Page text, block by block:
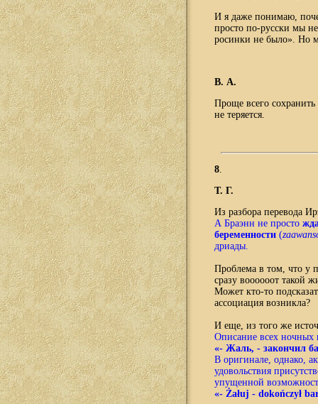
И я даже понимаю,
просто по-русски мы
росинки не было». Но
В. А.
Проще всего сохранить
не теряется.
8.
Т. Г.
Из разбора перевода
А Браэнн не просто
беременности (
дриады.
Проблема в том, что у
сразу воооооот такой
Может кто-то
ассоциация возникла?
И еще, из того же
Описание всех ночных
«- Жаль, - закончил
В оригинале, однако,
удовольствия
упущенной
«- Żałuj - dokończył